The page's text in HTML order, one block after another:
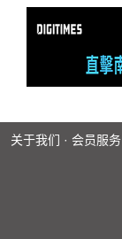
关于我们 · 会员服务